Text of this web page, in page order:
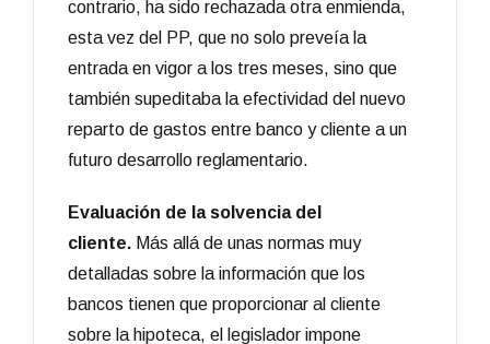
contrario, ha sido rechazada otra enmienda,
esta vez del PP, que no solo preveía la
entrada en vigor a los tres meses, sino que
también supeditaba la efectividad del nuevo
reparto de gastos entre banco y cliente a un
futuro desarrollo reglamentario.
Evaluación de la solvencia del
cliente. Más allá de unas normas muy
detalladas sobre la información que los
bancos tienen que proporcionar al cliente
sobre la hipoteca, el legislador impone